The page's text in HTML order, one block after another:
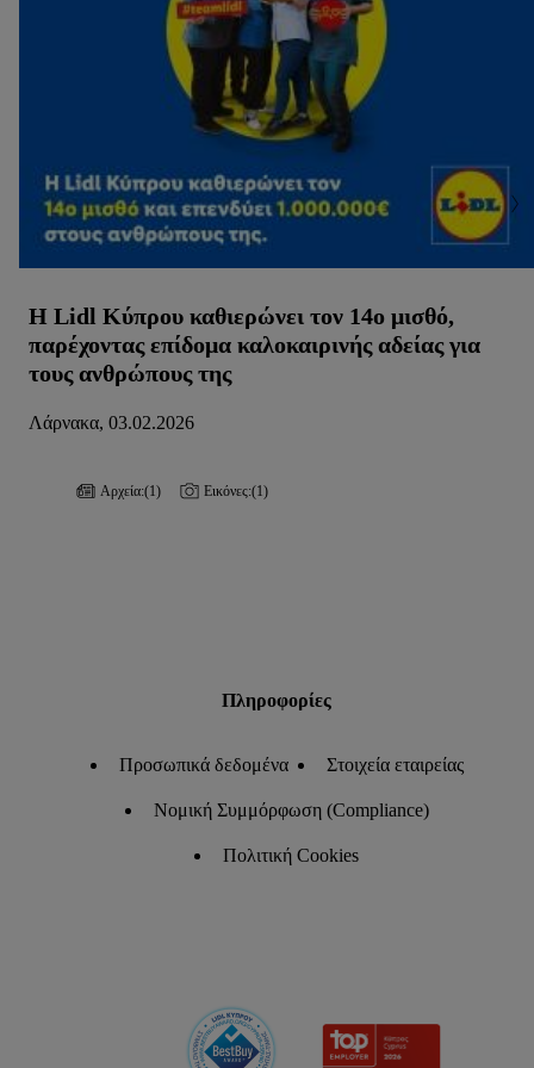
Η Lidl Κύπρου καθιερώνει τον 14ο μισθό,
παρέχοντας επίδομα καλοκαιρινής αδείας για
τους ανθρώπους της
Λάρνακα, 03.02.2026
Αρχεία:(1) Εικόνες:(1)
Πληροφορίες
Προσωπικά δεδομένα Στοιχεία εταιρείας
Νομική Συμμόρφωση (Compliance)
Πολιτική Cookies